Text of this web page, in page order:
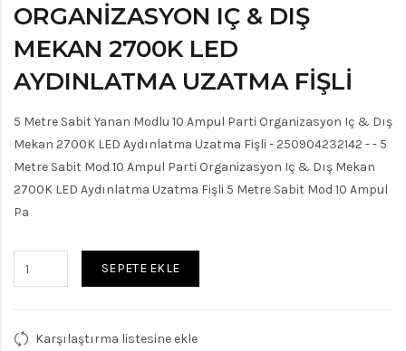
ORGANIZASYON IÇ & DIŞ
MEKAN 2700K LED
AYDINLATMA UZATMA FIŞLI
5 Metre Sabit Yanan Modlu 10 Ampul Parti Organizasyon Iç & Dış
Mekan 2700K LED Aydınlatma Uzatma Fişli - 250904232142 - - 5
Metre Sabit Mod 10 Ampul Parti Organizasyon Iç & Dış Mekan
2700K LED Aydınlatma Uzatma Fişli 5 Metre Sabit Mod 10 Ampul
Pa
SEPETE EKLE
Karşılaştırma listesine ekle